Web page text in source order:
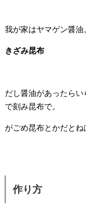
我が家はヤマゲン醤油
きざみ昆布
だし醤油があったら
で刻み昆布で。
がごめ昆布とかだとね
作り方